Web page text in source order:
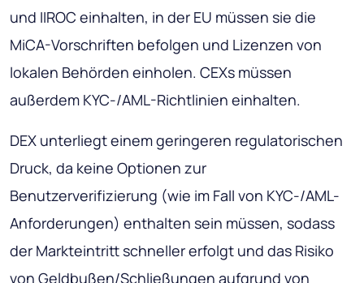
und IIROC einhalten, in der EU müssen sie die
MiCA-Vorschriften befolgen und Lizenzen von
lokalen Behörden einholen. CEXs müssen
außerdem KYC-/AML-Richtlinien einhalten.
DEX unterliegt einem geringeren regulatorischen
Druck, da keine Optionen zur
Benutzerverifizierung (wie im Fall von KYC-/AML-
Anforderungen) enthalten sein müssen, sodass
der Markteintritt schneller erfolgt und das Risiko
von Geldbußen/Schließungen aufgrund von